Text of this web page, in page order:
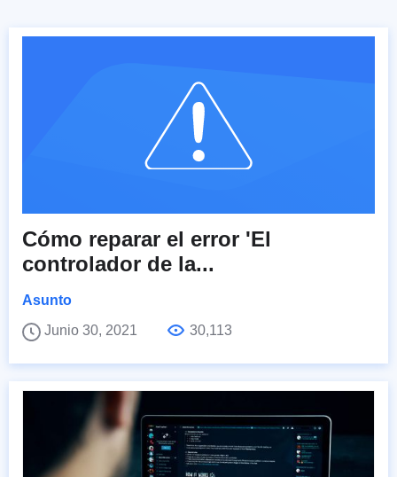
Cómo reparar el error 'El
controlador de la...
Asunto
Junio 30, 2021
30,113